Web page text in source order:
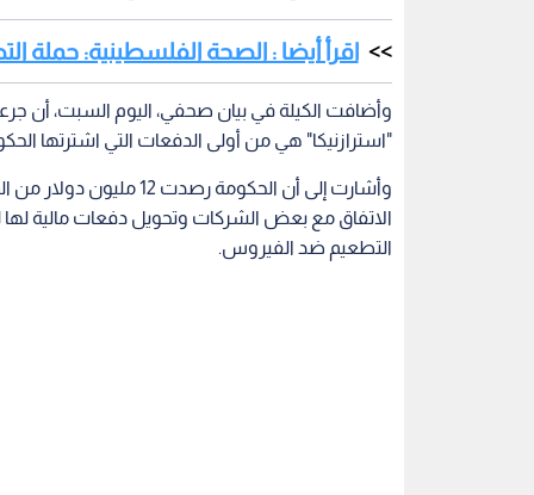
اقرأ أيضا : الصحة الفلسطينية:
وأضافت الكيلة في بيان صحفي، اليوم السبت، أن
"استرازنيكا" هي من أولى الدفعات التي اشترتها
وأشارت إلى أن الحكومة
الاتفاق مع بعض الشركات وتحويل دفعات مالية
التطعيم ضد الفيروس.